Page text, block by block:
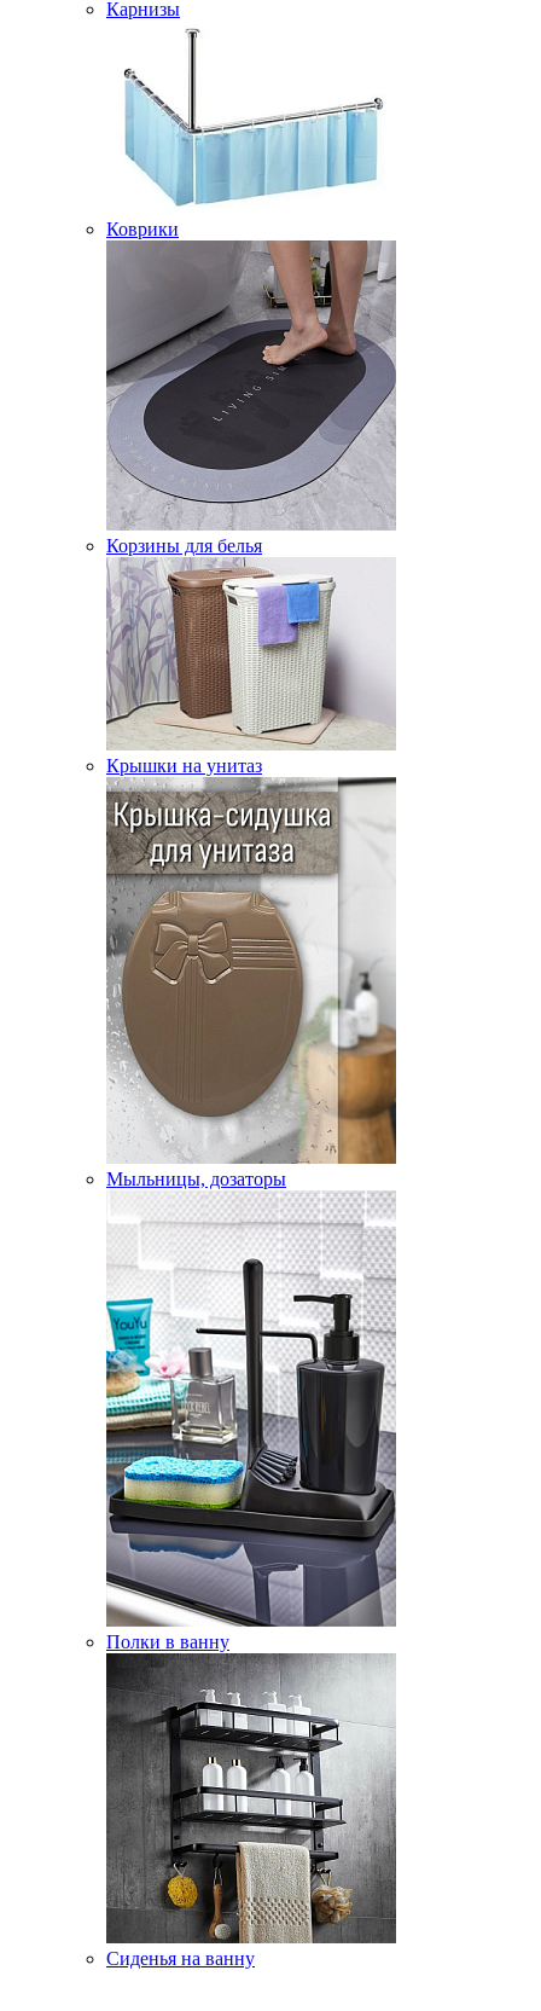
Карнизы
Коврики
Корзины для белья
Крышки на унитаз
Мыльницы, дозаторы
Полки в ванну
Сиденья на ванну